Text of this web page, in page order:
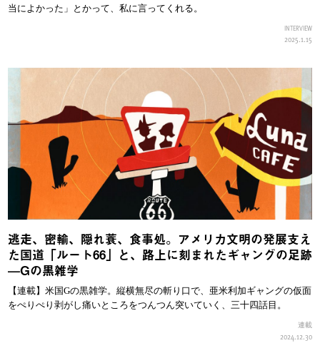
当によかった」とかって、私に言ってくれる。
INTERVIEW
2025.1.15
逃走、密輸、隠れ蓑、食事処。アメリカ文明の発展支え
た国道「ルート66」と、路上に刻まれたギャングの足跡
—Gの黒雑学
【連載】米国Gの黒雑学。縦横無尽の斬り口で、亜米利加ギャングの仮面
をぺりぺり剥がし痛いところをつんつん突いていく、三十四話目。
連載
2024.12.30